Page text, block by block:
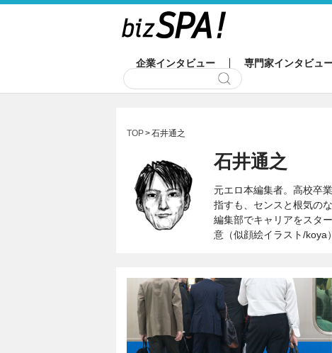
企業インタビュー 専門家インタビュ
TOP 石井通之
石井通之
元エロ本編集者。高校卒
指すも、センスと根気の
編集部でキャリアをスタ
意（似顔絵イラスト/koya）